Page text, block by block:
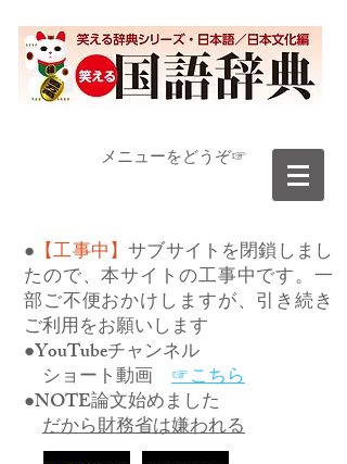
​メニューをどうぞ☞
● 【工事中】サブサイトを閉鎖しまし
たので、本サイトの工事中です。一
部ご不便おかけしますが、引き続き
ご利用をお願いします
●YouTubeチャンネル
ショート動画 ☞こちら
●NOTE論文始めました
だから財務省は嫌われる